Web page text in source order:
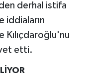
derhal istifa
iddiaların
Kılıçdaroğlu'nu
etti.